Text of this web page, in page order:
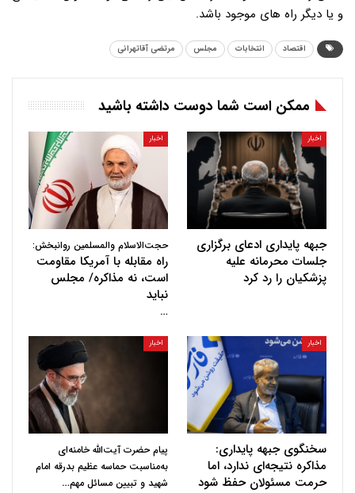
و یا دیگر راه های موجود باشد.
اقتصاد انتخابات مجلس مرتضی آقاتهرانی
ممکن است شما دوست داشته باشید
اخبار
جبهه پایداری ادعای برگزاری
جلسات محرمانه علیه
پزشکیان را رد کرد
اخبار
حجت‌الاسلام والمسلمین روانبخش:
راه مقابله با آمریکا مقاومت
است، نه مذاکره/ مجلس
نباید
…
اخبار
سخنگوی جبهه پایداری:
مذاکره نتیجه‌ای ندارد، اما
حرمت مسئولان حفظ شود
اخبار
پیام حضرت آیت‌الله خامنه‌ای
به‌مناسبت حماسه عظیم بدرقه امام
شهید و تبیین مسائل مهم…